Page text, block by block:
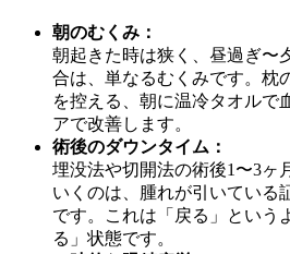
朝のむくみ：
朝起きた時は狭く、昼過ぎ〜
合は、単なるむくみです。枕
を控える、朝に温冷タオルで
アで改善します。
術後のダウンタイム：
埋没法や切開法の術後1〜3ヶ
いくのは、腫れが引いている
です。これは「戻る」という
る」状態です。